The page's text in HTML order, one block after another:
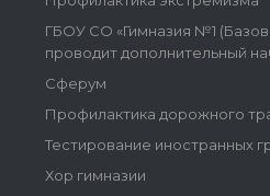
ГБОУ СО «Гимназия №1
проводит дополнительный
Сферум
Профилактика дорожного
Тестирование иностранных
Хор гимназии